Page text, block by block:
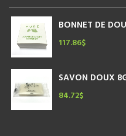
BONNET DE
117.86$
SAVON DOUX
84.72$